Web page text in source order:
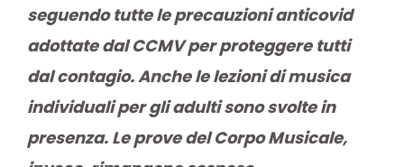
seguendo tutte le precauzioni anticovid
adottate dal CCMV per proteggere tutti
dal contagio. Anche le lezioni di musica
individuali per gli adulti sono svolte in
presenza. Le prove del Corpo Musicale,